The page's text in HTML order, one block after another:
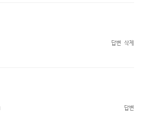
답변 삭제
답변